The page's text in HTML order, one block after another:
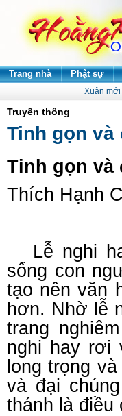
Trang nhà Phật sự
Xuân mới
Truyền thông
Tinh gọn và
Tinh gọn và
Thích Hạnh
Lễ nghi
sống con
tạo nên văn
hơn. Nhờ lễ
trang
nghi hay rơi
long trọng
và đại
thánh là điều